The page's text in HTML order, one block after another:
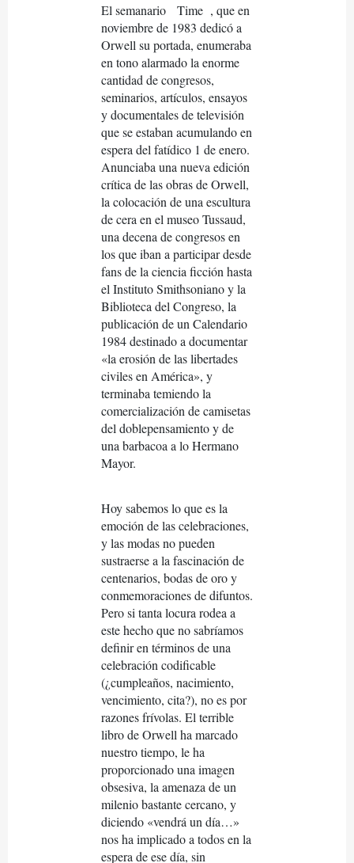
El semanario Time , que en
noviembre de 1983 dedicó a
Orwell su portada, enumeraba
en tono alarmado la enorme
cantidad de congresos,
seminarios, artículos, ensayos
y documentales de televisión
que se estaban acumulando en
espera del fatídico 1 de enero.
Anunciaba una nueva edición
crítica de las obras de Orwell,
la colocación de una escultura
de cera en el museo Tussaud,
una decena de congresos en
los que iban a participar desde
fans de la ciencia ficción hasta
el Instituto Smithsoniano y la
Biblioteca del Congreso, la
publicación de un Calendario
1984 destinado a documentar
«la erosión de las libertades
civiles en América», y
terminaba temiendo la
comercialización de camisetas
del doblepensamiento y de
una barbacoa a lo Hermano
Mayor.
Hoy sabemos lo que es la
emoción de las celebraciones,
y las modas no pueden
sustraerse a la fascinación de
centenarios, bodas de oro y
conmemoraciones de difuntos.
Pero si tanta locura rodea a
este hecho que no sabríamos
definir en términos de una
celebración codificable
(¿cumpleaños, nacimiento,
vencimiento, cita?), no es por
razones frívolas. El terrible
libro de Orwell ha marcado
nuestro tiempo, le ha
proporcionado una imagen
obsesiva, la amenaza de un
milenio bastante cercano, y
diciendo «vendrá un día…»
nos ha implicado a todos en la
espera de ese día, sin